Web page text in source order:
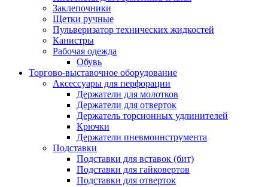
Заклепочники
Щетки ручные
Пульверизатор технических жидкостей
Канистры
Рабочая одежда
Обувь
Торгово-выставочное оборудование
Аксессуары для перфорации
Держатели для молотков
Держатели для отверток
Держатель торсионных удлинителей
Крючки
Держатели пневмоинструмента
Подставки
Подставки для вставок (бит)
Подставки для гайковертов
Подставки для отверток